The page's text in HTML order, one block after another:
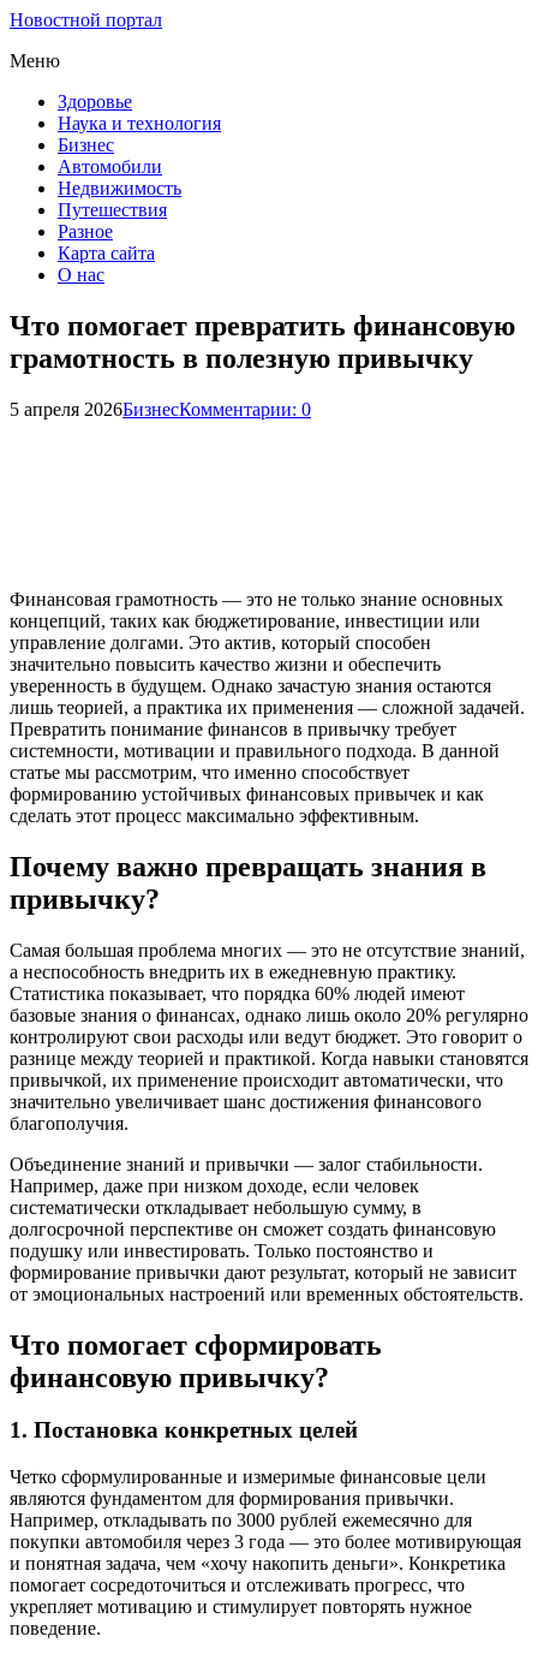
Новостной портал
Меню
Здоровье
Наука и технология
Бизнес
Автомобили
Недвижимость
Путешествия
Разное
Карта сайта
О нас
Что помогает превратить финансовую
грамотность в полезную привычку
5 апреля 2026БизнесКомментарии: 0
Финансовая грамотность — это не только знание основных
концепций, таких как бюджетирование, инвестиции или
управление долгами. Это актив, который способен
значительно повысить качество жизни и обеспечить
уверенность в будущем. Однако зачастую знания остаются
лишь теорией, а практика их применения — сложной задачей.
Превратить понимание финансов в привычку требует
системности, мотивации и правильного подхода. В данной
статье мы рассмотрим, что именно способствует
формированию устойчивых финансовых привычек и как
сделать этот процесс максимально эффективным.
Почему важно превращать знания в
привычку?
Самая большая проблема многих — это не отсутствие знаний,
а неспособность внедрить их в ежедневную практику.
Статистика показывает, что порядка 60% людей имеют
базовые знания о финансах, однако лишь около 20% регулярно
контролируют свои расходы или ведут бюджет. Это говорит о
разнице между теорией и практикой. Когда навыки становятся
привычкой, их применение происходит автоматически, что
значительно увеличивает шанс достижения финансового
благополучия.
Объединение знаний и привычки — залог стабильности.
Например, даже при низком доходе, если человек
систематически откладывает небольшую сумму, в
долгосрочной перспективе он сможет создать финансовую
подушку или инвестировать. Только постоянство и
формирование привычки дают результат, который не зависит
от эмоциональных настроений или временных обстоятельств.
Что помогает сформировать
финансовую привычку?
1. Постановка конкретных целей
Четко сформулированные и измеримые финансовые цели
являются фундаментом для формирования привычки.
Например, откладывать по 3000 рублей ежемесячно для
покупки автомобиля через 3 года — это более мотивирующая
и понятная задача, чем «хочу накопить деньги». Конкретика
помогает сосредоточиться и отслеживать прогресс, что
укрепляет мотивацию и стимулирует повторять нужное
поведение.